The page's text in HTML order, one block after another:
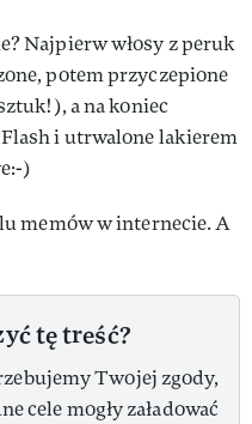
Najpierw włosy z peruk
potem przyczepione
a na koniec
i utrwalone lakierem
)
memów w internecie. A
tę treść?
Twojej zgody,
cele mogły załadować